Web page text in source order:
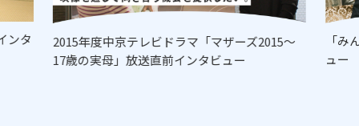
ンタ
2015年度中京テレビドラマ「マザーズ2015～
17歳の実母」放送直前インタビュー
「
ュー